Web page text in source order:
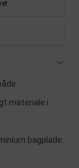
materiale i
bagplade.